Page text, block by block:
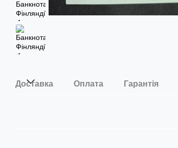
Доставка Оплата Гарантія